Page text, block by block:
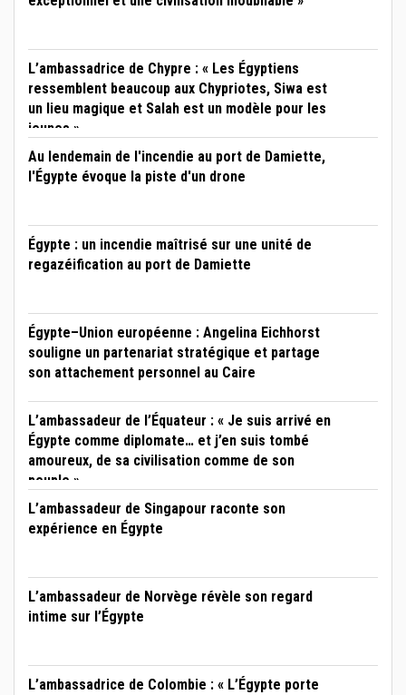
L’ambassadrice de Chypre : « Les Égyptiens
ressemblent beaucoup aux Chypriotes, Siwa est
un lieu magique et Salah est un modèle pour les
jeunes »
Au lendemain de l'incendie au port de Damiette,
l'Égypte évoque la piste d'un drone
Égypte : un incendie maîtrisé sur une unité de
regazéification au port de Damiette
Égypte–Union européenne : Angelina Eichhorst
souligne un partenariat stratégique et partage
son attachement personnel au Caire
L’ambassadeur de l’Équateur : « Je suis arrivé en
Égypte comme diplomate… et j’en suis tombé
amoureux, de sa civilisation comme de son
peuple »
L’ambassadeur de Singapour raconte son
expérience en Égypte
L’ambassadeur de Norvège révèle son regard
intime sur l’Égypte
L’ambassadrice de Colombie : « L’Égypte porte